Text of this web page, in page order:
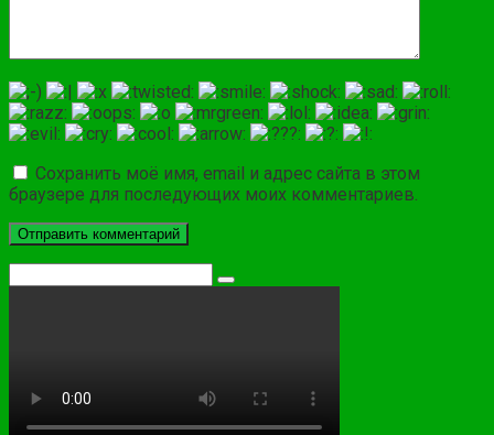
Сохранить моё имя, email и адрес сайта в этом
браузере для последующих моих комментариев.